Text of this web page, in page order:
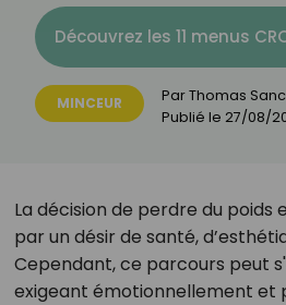
Découvrez les 11 menus
MINCEUR ParThomas
Publié le 27/08/
La décision de perdre du poids
par un désir de santé,
Cependant, ce parcours peut
exigeant émotionnellement et